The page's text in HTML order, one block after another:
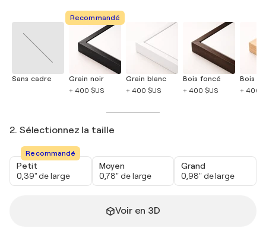
Sans cadre
Recommandé
Grain noir
+ 400 $US
Grain blanc
+ 400 $US
Bois foncé
+ 400 $US
Bois
+ 400
2. Sélectionnez la taille
Recommandé
Petit
0,39" de large
Moyen
0,78" de large
Grand
0,98" de large
Voir en 3D